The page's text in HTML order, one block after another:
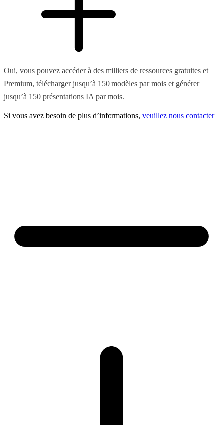
Oui, vous pouvez accéder à des milliers de ressources gratuites et
Premium, télécharger jusqu’à 150 modèles par mois et générer
jusqu’à 150 présentations IA par mois.
Si vous avez besoin de plus d’informations, veuillez nous contacter